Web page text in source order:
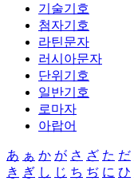
기술기호
첨자기호
라틴문자
러시아문자
단위기호
일반기호
로마자
아랍어
あ ぁ か が さ ざ た だ
き ぎ し じ ち ぢ に ひ